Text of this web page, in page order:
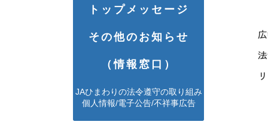
トップメッセージ
その他のお知らせ
（情報窓口）
JAひまわりの法令遵守の取り組み
個人情報/電子公告/不祥事広告